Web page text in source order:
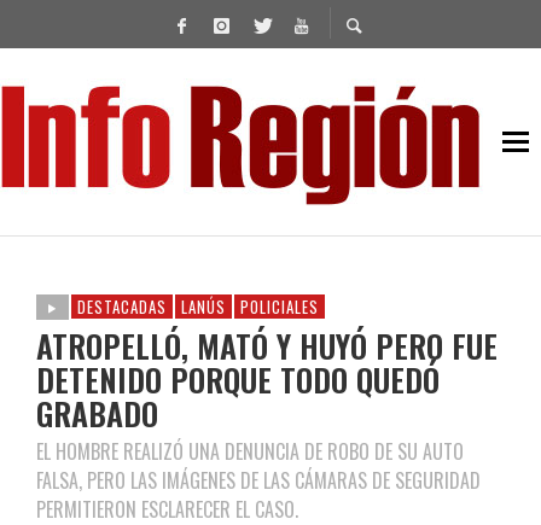
DESTACADAS LANÚS POLICIALES
ATROPELLÓ, MATÓ Y HUYÓ PERO FUE
DETENIDO PORQUE TODO QUEDÓ
GRABADO
EL HOMBRE REALIZÓ UNA DENUNCIA DE ROBO DE SU AUTO
FALSA, PERO LAS IMÁGENES DE LAS CÁMARAS DE SEGURIDAD
PERMITIERON ESCLARECER EL CASO.